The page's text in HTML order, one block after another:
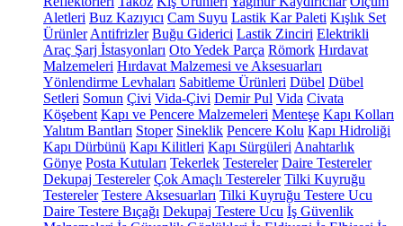
Aletleri Buz Kazıyıcı Cam Suyu Lastik Kar Paleti Kışlık Set
Ürünler Antifrizler Buğu Giderici Lastik Zinciri Elektrikli
Araç Şarj İstasyonları Oto Yedek Parça Römork Hırdavat
Malzemeleri Hırdavat Malzemesi ve Aksesuarları
Yönlendirme Levhaları Sabitleme Ürünleri Dübel Dübel
Setleri Somun Çivi Vida-Çivi Demir Pul Vida Civata
Köşebent Kapı ve Pencere Malzemeleri Menteşe Kapı Kolları
Yalıtım Bantları Stoper Sineklik Pencere Kolu Kapı Hidroliği
Kapı Dürbünü Kapı Kilitleri Kapı Sürgüleri Anahtarlık
Gönye Posta Kutuları Tekerlek Testereler Daire Testereler
Dekupaj Testereler Çok Amaçlı Testereler Tilki Kuyruğu
Testereler Testere Aksesuarları Tilki Kuyruğu Testere Ucu
Daire Testere Bıçağı Dekupaj Testere Ucu İş Güvenlik